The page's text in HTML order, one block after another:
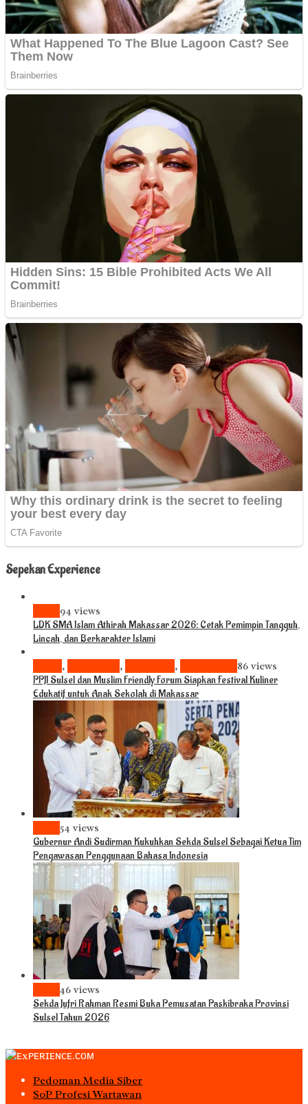
Sepekan Experience
94 views
LDK SMA Islam Athirah Makassar 2026: Cetak Pemimpin Tangguh,
Lincah, dan Berkarakter Islami
, , , 86 views
PPJI Sulsel dan Muslim Friendly Forum Siapkan Festival Kuliner
Edukatif untuk Anak Sekolah di Makassar
54 views
Gubernur Andi Sudirman Kukuhkan Sekda Sulsel Sebagai Ketua Tim
Pengawasan Penggunaan Bahasa Indonesia
46 views
Sekda Jufri Rahman Resmi Buka Pemusatan Paskibraka Provinsi
Sulsel Tahun 2026
Pedoman Media Siber
S0P Profesi Wartawan